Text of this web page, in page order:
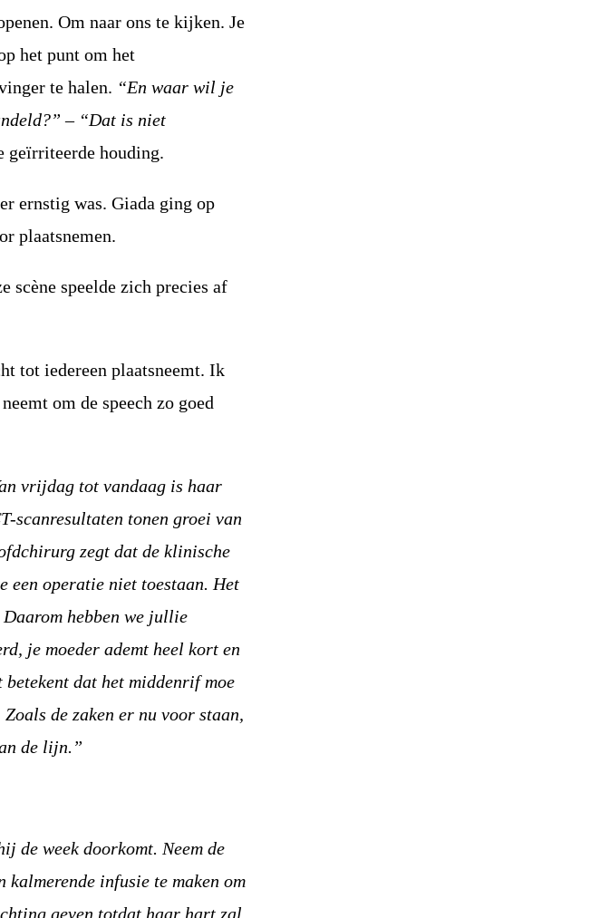
Om naar ons te kijken. Je
het punt om het
te halen. “En waar wil je
– “Dat is niet
geïrriteerde houding.
ernstig was. Giada ging op
plaatsnemen.
scène speelde zich precies af
tot iedereen plaatsneemt. Ik
om de speech zo goed
vrijdag tot vandaag is haar
scanresultaten tonen groei van
zegt dat de klinische
een operatie niet toestaan. Het
hebben we jullie
je moeder ademt heel kort en
dat het middenrif moe
de zaken er nu voor staan,
de lijn.”
de week doorkomt. Neem de
infusie te maken om
geven totdat haar hart zal